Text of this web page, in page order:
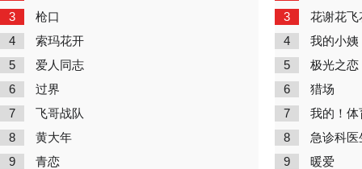
3 枪口
4 索玛花开
5 爱人同志
6 过界
7 飞哥战队
8 黄大年
9 青恋
3 花谢花飞
4 我的小姨
5 极光之恋
6 猎场
7 我的！体
8 急诊科医
9 暖爱